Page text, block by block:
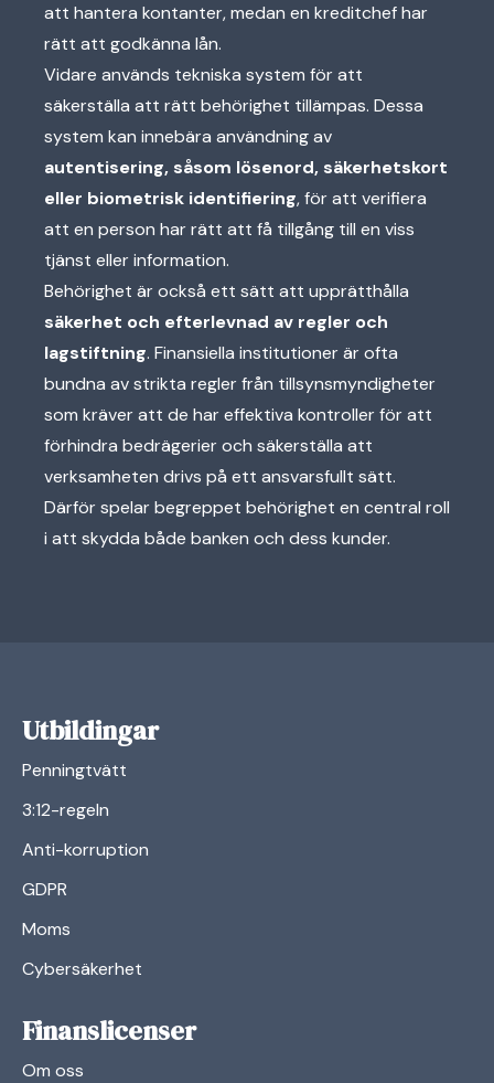
att hantera kontanter, medan en kreditchef har
rätt att godkänna lån.
Vidare används tekniska system för att
säkerställa att rätt behörighet tillämpas. Dessa
system kan innebära användning av
autentisering, såsom lösenord, säkerhetskort
eller biometrisk identifiering, för att verifiera
att en person har rätt att få tillgång till en viss
tjänst eller information.
Behörighet är också ett sätt att upprätthålla
säkerhet och efterlevnad av regler och
lagstiftning. Finansiella institutioner är ofta
bundna av strikta regler från tillsynsmyndigheter
som kräver att de har effektiva kontroller för att
förhindra bedrägerier och säkerställa att
verksamheten drivs på ett ansvarsfullt sätt.
Därför spelar begreppet behörighet en central roll
i att skydda både banken och dess kunder.
Utbildingar
Penningtvätt
3:12-regeln
Anti-korruption
GDPR
Moms
Cybersäkerhet
Finanslicenser
Om oss